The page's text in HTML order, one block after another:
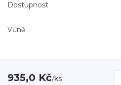
Dostupnost
Vůně
935,0 Kč/ks